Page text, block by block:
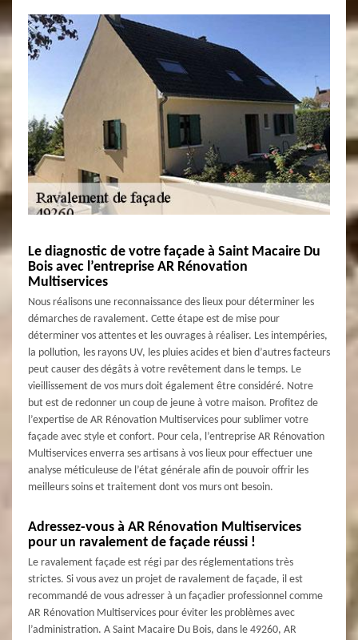
Le diagnostic de votre façade à Saint Macaire Du
Bois avec l’entreprise AR Rénovation
Multiservices
Nous réalisons une reconnaissance des lieux pour déterminer les
démarches de ravalement. Cette étape est de mise pour
déterminer vos attentes et les ouvrages à réaliser. Les intempéries,
la pollution, les rayons UV, les pluies acides et bien d’autres facteurs
peut causer des dégâts à votre revêtement dans le temps. Le
vieillissement de vos murs doit également être considéré. Notre
but est de redonner un coup de jeune à votre maison. Profitez de
l’expertise de AR Rénovation Multiservices pour sublimer votre
façade avec style et confort. Pour cela, l’entreprise AR Rénovation
Multiservices enverra ses artisans à vos lieux pour effectuer une
analyse méticuleuse de l’état générale afin de pouvoir offrir les
meilleurs soins et traitement dont vos murs ont besoin.
Adressez-vous à AR Rénovation Multiservices
pour un ravalement de façade réussi !
Le ravalement façade est régi par des réglementations très
strictes. Si vous avez un projet de ravalement de façade, il est
recommandé de vous adresser à un façadier professionnel comme
AR Rénovation Multiservices pour éviter les problèmes avec
l’administration. A Saint Macaire Du Bois, dans le 49260, AR